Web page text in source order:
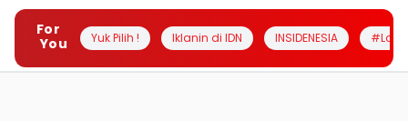
For
You
Yuk Pilih ! Iklanin di IDN INSIDENESIA